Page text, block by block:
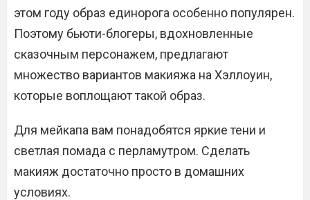
этом году образ единорога особенно популярен.
Поэтому бьюти-блогеры, вдохновленные
сказочным персонажем, предлагают
множество вариантов макияжа на Хэллоуин,
которые воплощают такой образ.
Для мейкапа вам понадобятся яркие тени и
светлая помада с перламутром. Сделать
макияж достаточно просто в домашних
условиях.